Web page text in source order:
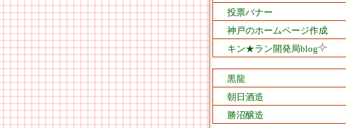
投票バナー
神戸のホームページ作成
キン★ラン開発局blog
黒龍
朝日酒造
勝沼醸造